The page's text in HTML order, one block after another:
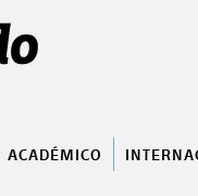
ACADÉMICO